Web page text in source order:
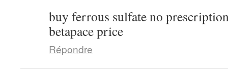
buy ferrous sulfate no
betapace price
Répondre